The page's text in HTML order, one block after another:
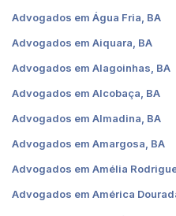
Advogados em Água Fria, BA
Advogados em Aiquara, BA
Advogados em Alagoinhas, BA
Advogados em Alcobaça, BA
Advogados em Almadina, BA
Advogados em Amargosa, BA
Advogados em Amélia
Advogados em América